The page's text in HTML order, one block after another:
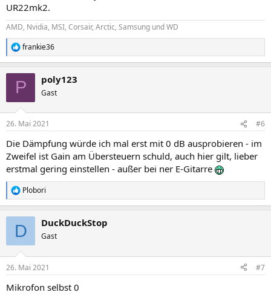
UR22mk2.
AMD, Nvidia, MSI, Corsair, Arctic, Samsung und WD
R
e
e
:
frankie36
P poly123
Gast
26. Mai 2021 #6
Die Dämpfung würde ich mal erst mit 0 dB ausprobieren - im
Zweifel ist Gain am Übersteuern schuld, auch hier gilt, lieber
erstmal gering einstellen - außer bei ner E-Gitarre
R
e
e
:
Plobori
D DuckDuckStop
Gast
26. Mai 2021 #7
Mikrofon selbst 0